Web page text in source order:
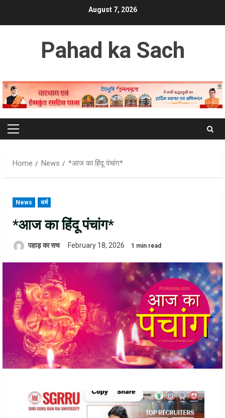
August 7, 2026
Pahad ka Sach
Primary
Home
News *आज का हिंदू पंचांग*
News धर्म
*आज का हिंदू पंचांग*
पहाड़ का सच February 18, 2026 1 min read